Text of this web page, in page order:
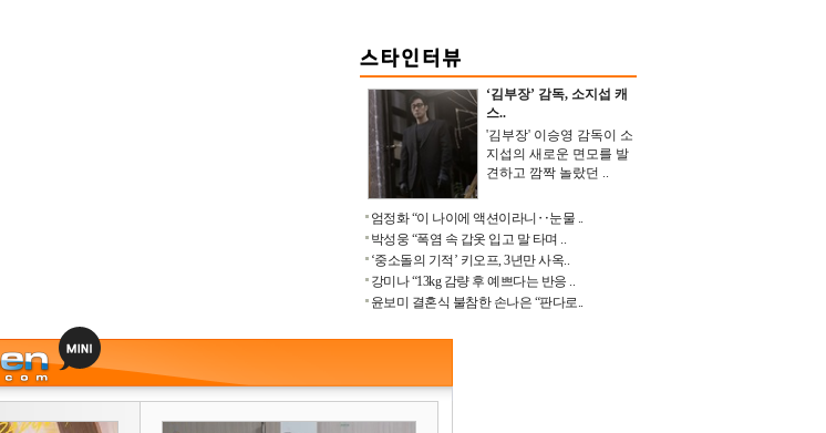
‘김부장’ 감독, 소지섭 캐
스..
'김부장' 이승영 감독이 소
지섭의 새로운 면모를 발
견하고 깜짝 놀랐던 ..
엄정화 “이 나이에 액션이라니‥눈물 ..
박성웅 “폭염 속 갑옷 입고 말 타며 ..
‘중소돌의 기적’ 키오프, 3년만 사옥..
강미나 “13kg 감량 후 예쁘다는 반응 ..
윤보미 결혼식 불참한 손나은 “판다로..